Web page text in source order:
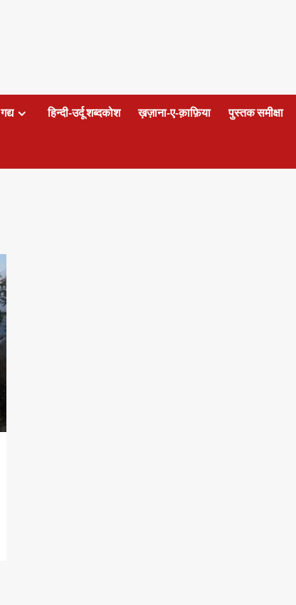
गद्य हिन्दी-उर्दू शब्दकोश ख़ज़ाना-ए-क़ाफ़िया पुस्तक समीक्षा